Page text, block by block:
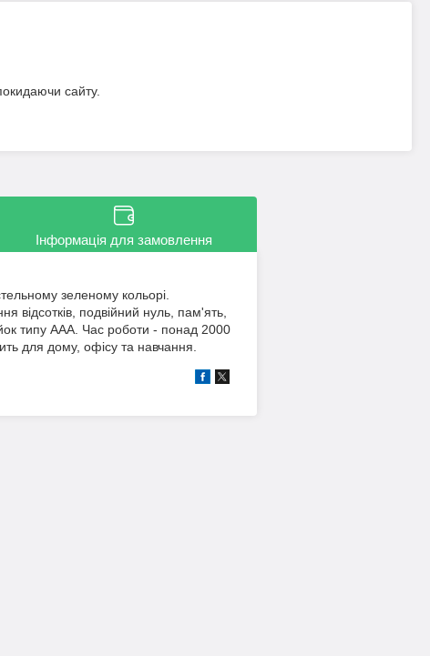
сайту.
Інформація для замовлення
зеленому кольорі.
подвійний нуль, пам'ять,
типу AAA. Час роботи - понад 2000
для дому, офісу та навчання.